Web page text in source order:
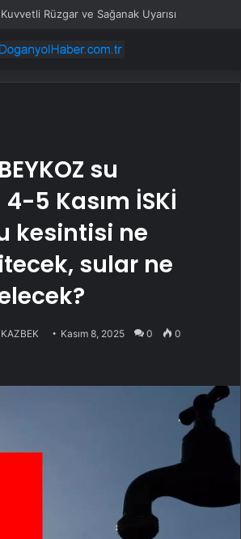
Rüzgar ve Sağanak Uyarısı
su
5 Kasım İSKİ
kesintisi ne
sular ne
Kasım 8, 2025 0 0